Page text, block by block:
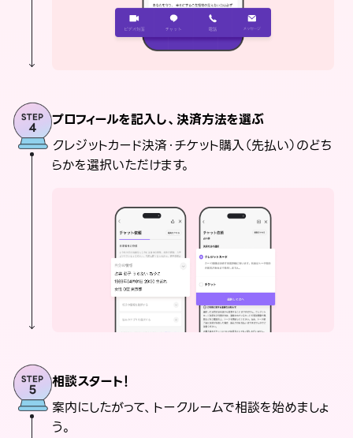
プロフィールを記入し、決済方法を選ぶ
クレジットカード決済・チケット購入（先払い）のどち
らかを選択いただけます。
相談スタート！
案内にしたがって、トークルームで相談を始めましょ
う。